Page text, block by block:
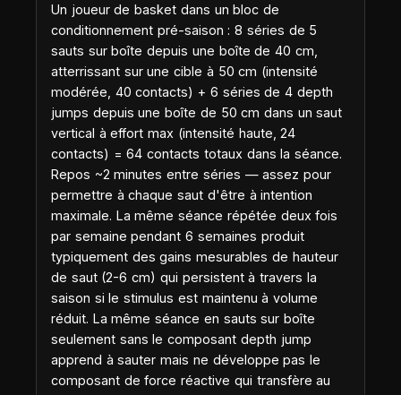
Un joueur de basket dans un bloc de
conditionnement pré-saison : 8 séries de 5
sauts sur boîte depuis une boîte de 40 cm,
atterrissant sur une cible à 50 cm (intensité
modérée, 40 contacts) + 6 séries de 4 depth
jumps depuis une boîte de 50 cm dans un saut
vertical à effort max (intensité haute, 24
contacts) = 64 contacts totaux dans la séance.
Repos ~2 minutes entre séries — assez pour
permettre à chaque saut d'être à intention
maximale. La même séance répétée deux fois
par semaine pendant 6 semaines produit
typiquement des gains mesurables de hauteur
de saut (2-6 cm) qui persistent à travers la
saison si le stimulus est maintenu à volume
réduit. La même séance en sauts sur boîte
seulement sans le composant depth jump
apprend à sauter mais ne développe pas le
composant de force réactive qui transfère au